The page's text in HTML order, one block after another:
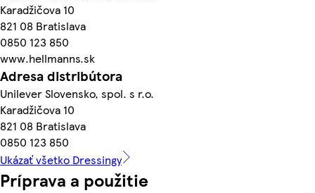
Karadžičova 10
821 08 Bratislava
0850 123 850
www.hellmanns.sk
Adresa distribútora
Unilever Slovensko, spol. s r.o.
Karadžičova 10
821 08 Bratislava
0850 123 850
Ukázať všetko Dressingy
Príprava a použitie